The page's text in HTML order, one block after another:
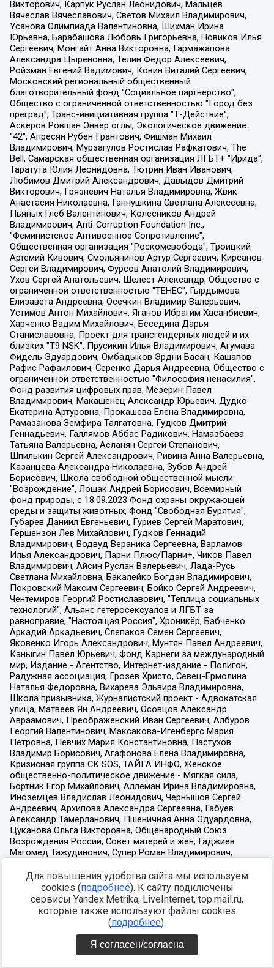
Для повышения удобства сайта мы используем
cookies (подробнее). К сайту подключены
сервисы Yandex.Metrika, LiveInternet, top.mail.ru,
которые также используют файлы cookies
(подробнее).
Я согласен/согласна